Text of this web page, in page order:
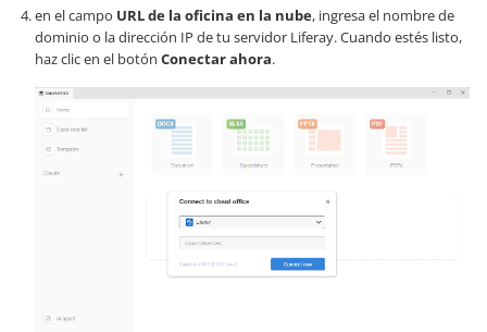
en el campo URL de la oficina en la nube, ingresa el nombre de
dominio o la dirección IP de tu servidor Liferay. Cuando estés listo,
haz clic en el botón Conectar ahora.